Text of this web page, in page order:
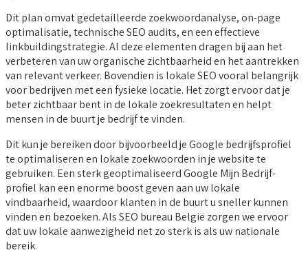
Dit plan omvat gedetailleerde zoekwoordanalyse, on-page
optimalisatie, technische SEO audits, en een effectieve
linkbuildingstrategie. Al deze elementen dragen bij aan het
verbeteren van uw organische zichtbaarheid en het aantrekken
van relevant verkeer. Bovendien is lokale SEO vooral belangrijk
voor bedrijven met een fysieke locatie. Het zorgt ervoor dat je
beter zichtbaar bent in de lokale zoekresultaten en helpt
mensen in de buurt je bedrijf te vinden.
Dit kun je bereiken door bijvoorbeeld je Google bedrijfsprofiel
te optimaliseren en lokale zoekwoorden in je website te
gebruiken. Een sterk geoptimaliseerd Google Mijn Bedrijf-
profiel kan een enorme boost geven aan uw lokale
vindbaarheid, waardoor klanten in de buurt u sneller kunnen
vinden en bezoeken. Als SEO bureau België zorgen we ervoor
dat uw lokale aanwezigheid net zo sterk is als uw nationale
bereik.